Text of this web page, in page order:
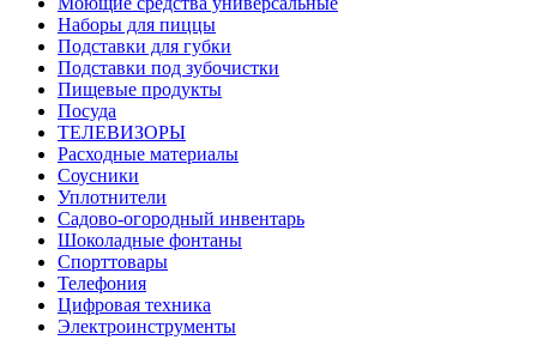
Наборы для пиццы
Подставки для губки
Подставки под зубочистки
Пищевые продукты
Посуда
ТЕЛЕВИЗОРЫ
Расходные материалы
Соусники
Уплотнители
Садово-огородный инвентарь
Шоколадные фонтаны
Спорттовары
Телефония
Цифровая техника
Электроинструменты